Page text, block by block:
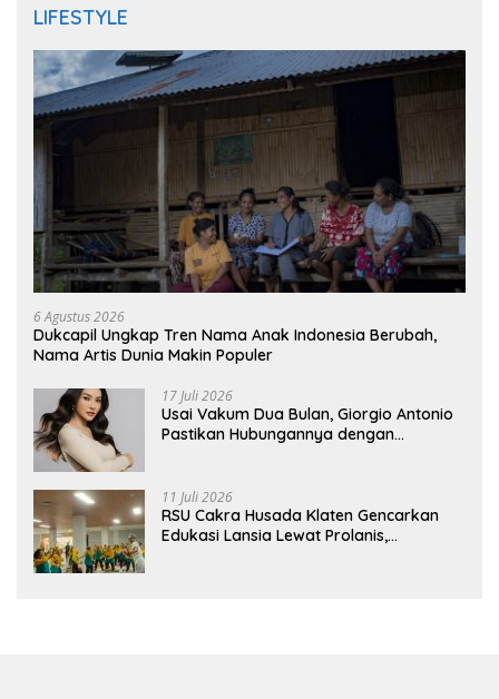
LIFESTYLE
6 Agustus 2026
Dukcapil Ungkap Tren Nama Anak Indonesia Berubah,
Nama Artis Dunia Makin Populer
17 Juli 2026
Usai Vakum Dua Bulan, Giorgio Antonio
Pastikan Hubungannya dengan
11 Juli 2026
RSU Cakra Husada Klaten Gencarkan
Edukasi Lansia Lewat Prolanis,